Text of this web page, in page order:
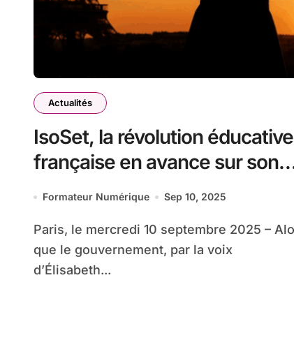
Actualités
IsoSet, la révolution éducative
française en avance sur son
temps
Formateur Numérique Sep 10, 2025
Paris, le mercredi 10 septembre 2025 – Alors
que le gouvernement, par la voix
d’Élisabeth...